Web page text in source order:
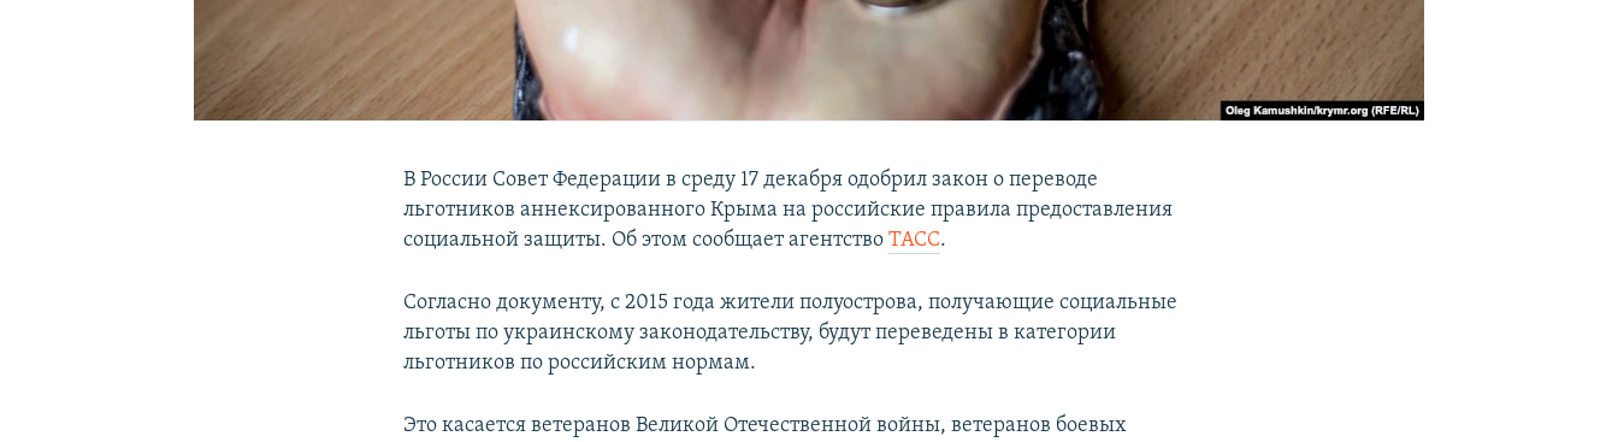
В России Совет Федерации в среду 17 декабря одобрил закон о переводе
льготников аннексированного Крыма на российские правила предоставления
социальной защиты. Об этом сообщает агентствоТАСС.
Согласно документу, с 2015 года жители полуострова, получающие социальные
льготы по украинскому законодательству, будут переведены в категории
льготников по российским нормам.
Это касается ветеранов Великой Отечественной войны, ветеранов боевых